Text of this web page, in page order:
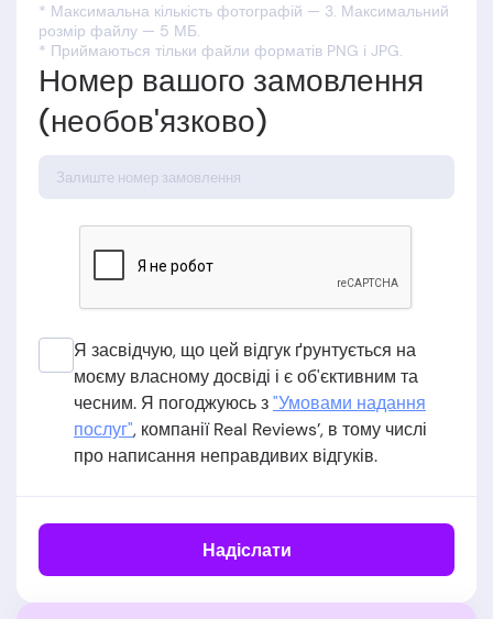
* Максимальна кількість фотографій — 3. Максимальний
розмір файлу — 5 МБ.
* Приймаються тільки файли форматів PNG і JPG.
Номер вашого замовлення
(необов'язково)
Я засвідчую, що цей відгук ґрунтується на
моєму власному досвіді і є об'єктивним та
чесним. Я погоджуюсь з"Умовами надання
послуг", компанії Real Reviews’, в тому числі
про написання неправдивих відгуків.
Надіслати